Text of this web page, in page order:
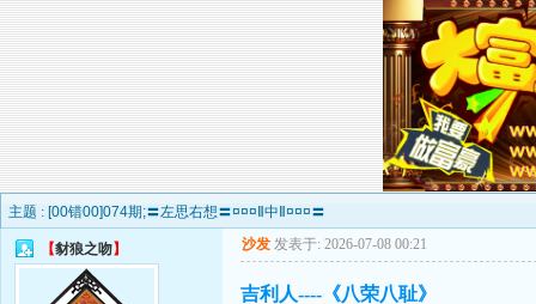
主题 : [00错00]074期;〓左思右想〓¤¤¤Ⅱ中Ⅱ¤¤¤〓
【豺狼之吻】 沙发 发表于: 2026-07-08 00:21
吉利人----《八荣八耻》